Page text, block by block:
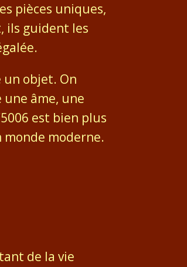
pièces uniques,
ils guident les
un objet. On
âme, une
est bien plus
monde moderne.
de la vie